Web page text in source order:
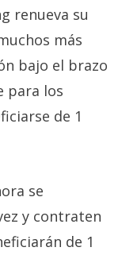
renueva su
más
bajo el brazo
para los
de 1
se
y contraten
de 1